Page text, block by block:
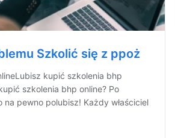
Szkolić się z ppoż
kupić szkolenia bhp
szkolenia bhp online? Po
pewno polubisz! Każdy właściciel